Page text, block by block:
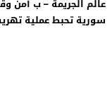
عالم الجريمة – ب أمن
سورية تحبط عملية